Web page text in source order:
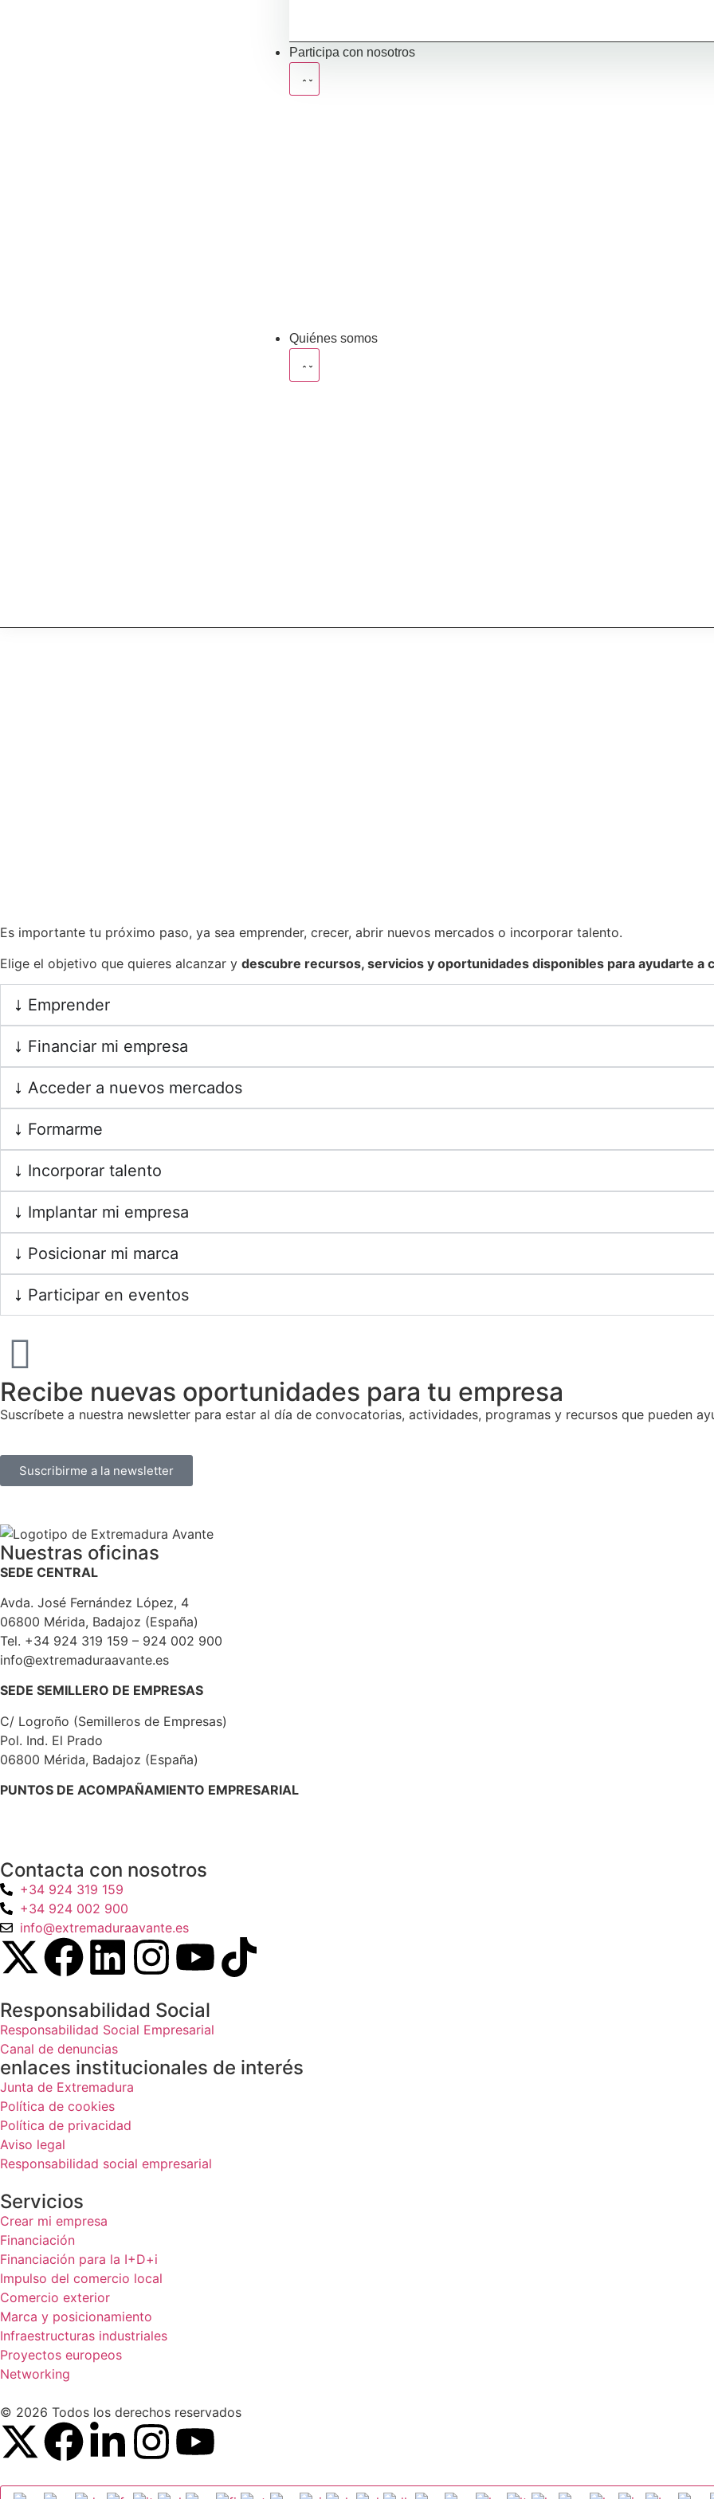
Participa con nosotros
Quiénes somos
Es importante tu próximo paso, ya sea emprender, crecer, abrir nuevos mercados o incorporar talento.
Elige el objetivo que quieres alcanzar y descubre recursos, servicios y oportunidades disponibles para ayudarte a
Emprender
Financiar mi empresa
Acceder a nuevos mercados
Formarme
Incorporar talento
Implantar mi empresa
Posicionar mi marca
Participar en eventos
Recibe nuevas oportunidades para tu empresa
Suscríbete a nuestra newsletter para estar al día de convocatorias, actividades, programas y recursos que pueden
Suscribirme a la newsletter
Nuestras oficinas
SEDE CENTRAL
Avda. José Fernández López, 4
06800 Mérida, Badajoz (España)
Tel. +34 924 319 159 – 924 002 900
info@extremaduraavante.es
SEDE SEMILLERO DE EMPRESAS
C/ Logroño (Semilleros de Empresas)
Pol. Ind. El Prado
06800 Mérida, Badajoz (España)
PUNTOS DE ACOMPAÑAMIENTO EMPRESARIAL
Contacta con nosotros
+34 924 319 159
+34 924 002 900
info@extremaduraavante.es
Responsabilidad Social
Responsabilidad Social Empresarial
Canal de denuncias
enlaces institucionales de interés
Junta de Extremadura
Política de cookies
Política de privacidad
Aviso legal
Responsabilidad social empresarial
Servicios
Crear mi empresa
Financiación
Financiación para la I+D+i
Impulso del comercio local
Comercio exterior
Marca y posicionamiento
Infraestructuras industriales
Proyectos europeos
Networking
© 2026 Todos los derechos reservados